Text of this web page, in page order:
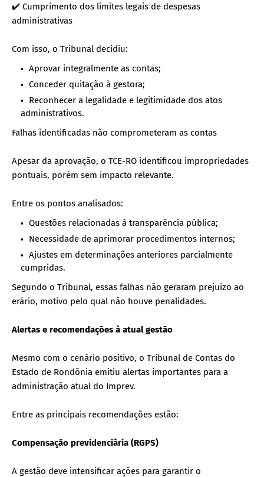
✔️ Cumprimento dos limites legais de despesas
administrativas
Com isso, o Tribunal decidiu:
Aprovar integralmente as contas;
Conceder quitação à gestora;
Reconhecer a legalidade e legitimidade dos atos
administrativos.
Falhas identificadas não comprometeram as contas
Apesar da aprovação, o TCE-RO identificou impropriedades
pontuais, porém sem impacto relevante.
Entre os pontos analisados:
Questões relacionadas à transparência pública;
Necessidade de aprimorar procedimentos internos;
Ajustes em determinações anteriores parcialmente
cumpridas.
Segundo o Tribunal, essas falhas não geraram prejuízo ao
erário, motivo pelo qual não houve penalidades.
Alertas e recomendações à atual gestão
Mesmo com o cenário positivo, o Tribunal de Contas do
Estado de Rondônia emitiu alertas importantes para a
administração atual do Imprev.
Entre as principais recomendações estão:
Compensação previdenciária (RGPS)
A gestão deve intensificar ações para garantir o